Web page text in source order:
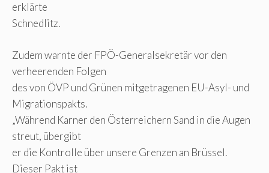
erklärte
Schnedlitz.
Zudem warnte der FPÖ-Generalsekretär vor den
verheerenden Folgen
des von ÖVP und Grünen mitgetragenen EU-Asyl- und
Migrationspakts.
„Während Karner den Österreichern Sand in die Augen
streut, übergibt
er die Kontrolle über unsere Grenzen an Brüssel.
Dieser Pakt ist